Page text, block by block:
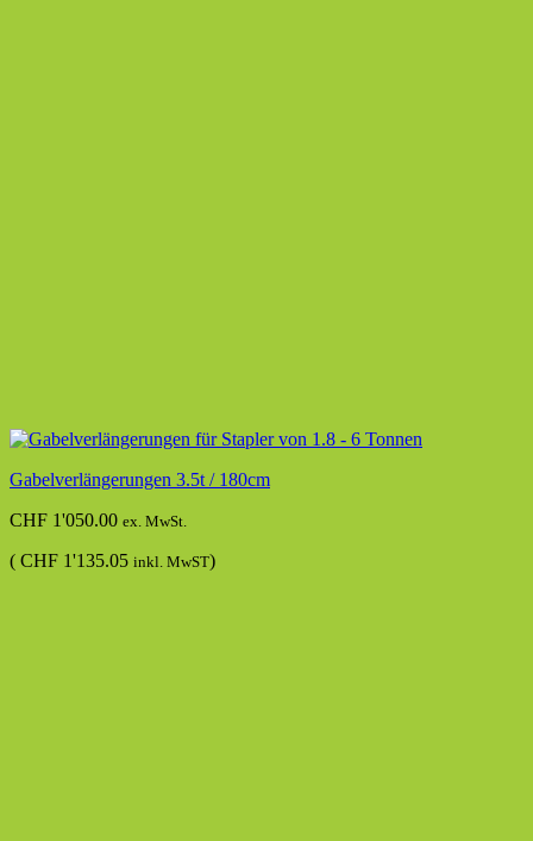
Gabelverlängerungen 3.5t / 180cm
CHF 1'050.00 ex. MwSt.
( CHF 1'135.05 inkl. MwST)